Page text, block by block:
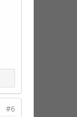
#6